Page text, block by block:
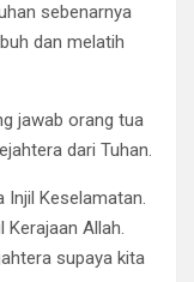
sebenarnya
dan melatih
jawab orang tua
dari Tuhan.
Injil Keselamatan.
Kerajaan Allah.
supaya kita